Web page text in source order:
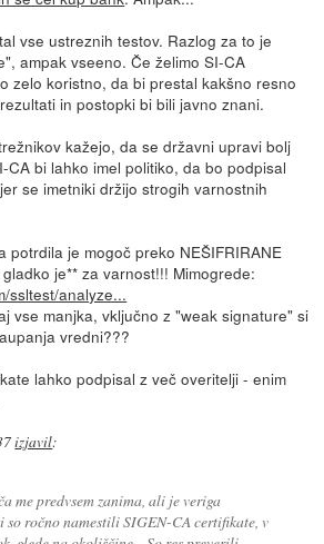
vse ustreznih testov. Razlog za to je
ampak vseeno. Če želimo SI-CA
zelo koristno, da bi prestal kakšno resno
in postopki bi bili javno znani.
kažejo, da se državni upravi bolj
CA bi lahko imel politiko, da bo podpisal
se imetniki držijo strogih varnostnih
potrdila je mogoč preko NEŠIFRIRANE
je** za varnost!!! Mimogrede:
ssltest/analyze...
vse manjka, vključno z "weak signature" si
vredni???
lahko podpisal z več overitelji - enim
izjavil:
me predvsem zanima, ali je veriga
so ročno namestili SIGEN-CA certifikate, v